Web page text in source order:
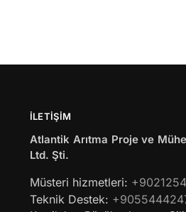
İLETIŞIM
Atlantik Arıtma Proje ve
Ltd. Şti.
Müsteri hizmetleri:
Teknik Destek: